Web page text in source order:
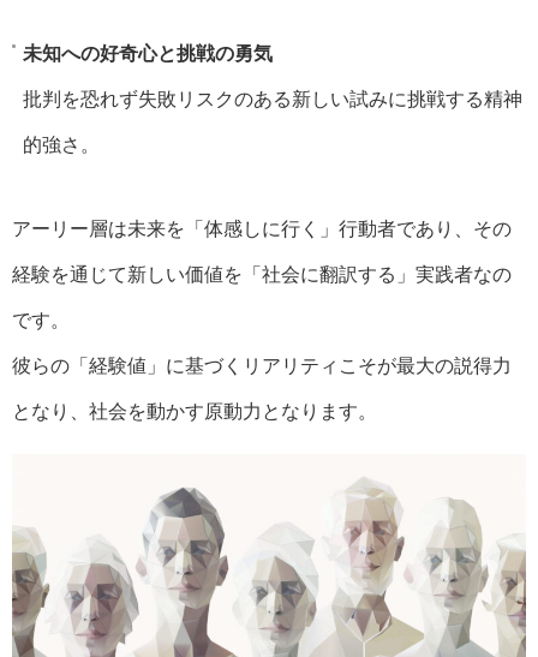
未知への好奇心と挑戦の勇気
批判を恐れず失敗リスクのある新しい試みに挑戦する精神
的強さ。
アーリー層は未来を「体感しに行く」行動者であり、その
経験を通じて新しい価値を「社会に翻訳する」実践者なの
です。
彼らの「経験値」に基づくリアリティこそが最大の説得力
となり、社会を動かす原動力となります。